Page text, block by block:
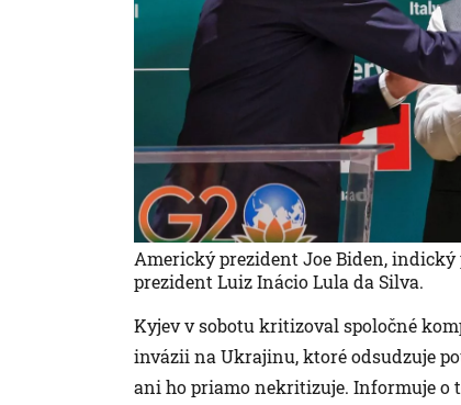
Americký prezident Joe Biden,
prezident Luiz Inácio Lula da Silva.
Kyjev v sobotu kritizoval spoločné
invázii na Ukrajinu, ktoré odsudzuje
ani ho priamo nekritizuje. Informuje o